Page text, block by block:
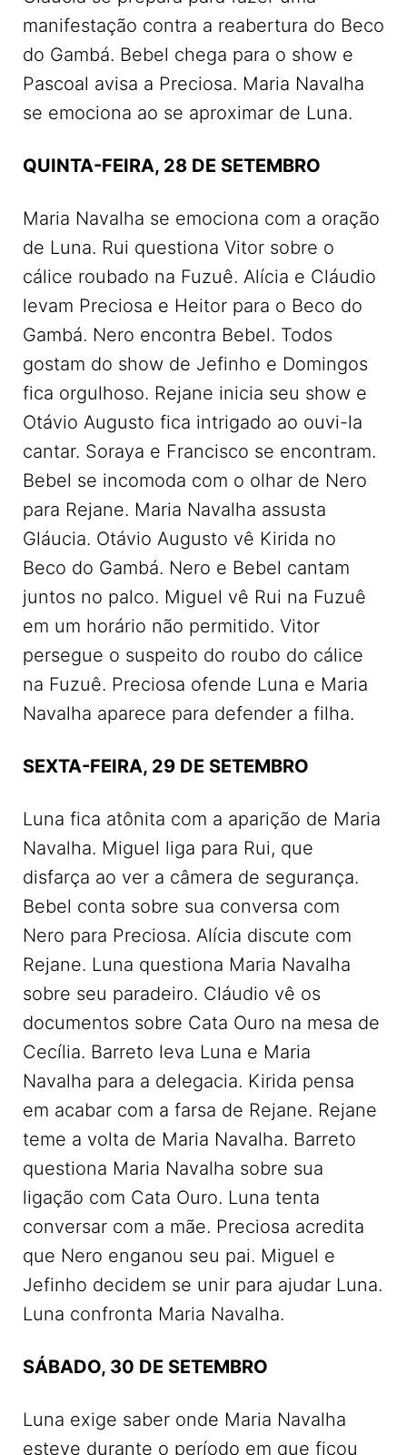
manifestação contra a reabertura do Beco
do Gambá. Bebel chega para o show e
Pascoal avisa a Preciosa. Maria Navalha
se emociona ao se aproximar de Luna.
QUINTA-FEIRA, 28 DE SETEMBRO
Maria Navalha se emociona com a oração
de Luna. Rui questiona Vitor sobre o
cálice roubado na Fuzuê. Alícia e Cláudio
levam Preciosa e Heitor para o Beco do
Gambá. Nero encontra Bebel. Todos
gostam do show de Jefinho e Domingos
fica orgulhoso. Rejane inicia seu show e
Otávio Augusto fica intrigado ao ouvi-la
cantar. Soraya e Francisco se encontram.
Bebel se incomoda com o olhar de Nero
para Rejane. Maria Navalha assusta
Gláucia. Otávio Augusto vê Kirida no
Beco do Gambá. Nero e Bebel cantam
juntos no palco. Miguel vê Rui na Fuzuê
em um horário não permitido. Vitor
persegue o suspeito do roubo do cálice
na Fuzuê. Preciosa ofende Luna e Maria
Navalha aparece para defender a filha.
SEXTA-FEIRA, 29 DE SETEMBRO
Luna fica atônita com a aparição de Maria
Navalha. Miguel liga para Rui, que
disfarça ao ver a câmera de segurança.
Bebel conta sobre sua conversa com
Nero para Preciosa. Alícia discute com
Rejane. Luna questiona Maria Navalha
sobre seu paradeiro. Cláudio vê os
documentos sobre Cata Ouro na mesa de
Cecília. Barreto leva Luna e Maria
Navalha para a delegacia. Kirida pensa
em acabar com a farsa de Rejane. Rejane
teme a volta de Maria Navalha. Barreto
questiona Maria Navalha sobre sua
ligação com Cata Ouro. Luna tenta
conversar com a mãe. Preciosa acredita
que Nero enganou seu pai. Miguel e
Jefinho decidem se unir para ajudar Luna.
Luna confronta Maria Navalha.
SÁBADO, 30 DE SETEMBRO
Luna exige saber onde Maria Navalha
esteve durante o período em que ficou